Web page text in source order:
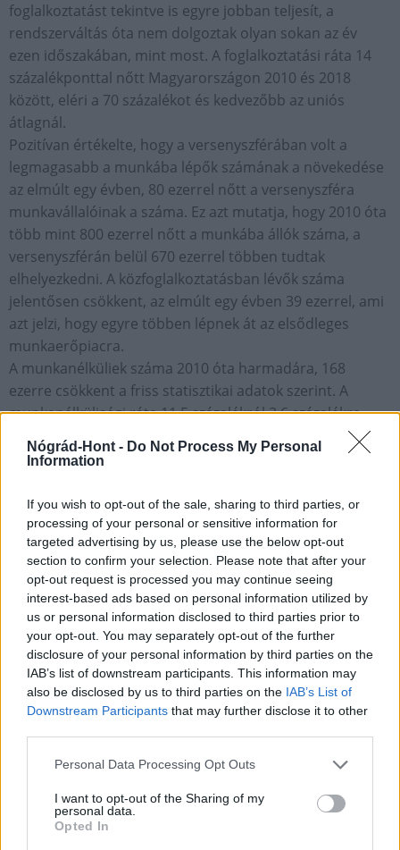
Nógrád-Hont - Do Not Process My Personal
Information
If you wish to opt-out of the sale, sharing to third parties, or
processing of your personal or sensitive information for
targeted advertising by us, please use the below opt-out
section to confirm your selection. Please note that after your
opt-out request is processed you may continue seeing
interest-based ads based on personal information utilized by
us or personal information disclosed to third parties prior to
your opt-out. You may separately opt-out of the further
disclosure of your personal information by third parties on the
IAB’s list of downstream participants. This information may
also be disclosed by us to third parties on the IAB’s List of
Downstream Participants that may further disclose it to other
Please note that this website/app uses one or more Google
not limited to your visit or usage behaviour. You may click to
grant or deny consent to Google and its third-party tags to
use your data for below specified purposes in below Google
Personal Data Processing Opt Outs
I want to opt-out of the Sharing of my
personal data.
Opted In
foglalkoztatást tekintve is egyre jobban teljesít, a
rendszerváltás óta nem dolgoztak olyan sokan az év
ezen időszakában, mint most. A foglalkoztatási ráta 14
százalékponttal nőtt Magyarországon 2010 és 2018
között, eléri a 70 százalékot és kedvezőbb az uniós
átlagnál.
Pozitívan értékelte, hogy a versenyszférában volt a
legmagasabb a munkába lépők számának a növekedése
az elmúlt egy évben, 80 ezerrel nőtt a versenyszféra
munkavállalóinak a száma. Ez azt mutatja, hogy 2010 óta
több mint 800 ezerrel nőtt a munkába állók száma, a
versenyszférán belül 670 ezerrel többen tudtak
elhelyezkedni. A közfoglalkoztatásban lévők száma
jelentősen csökkent, az elmúlt egy évben 39 ezerrel, ami
azt jelzi, hogy egyre többen lépnek át az elsődleges
munkaerőpiacra.
A munkanélküliek száma 2010 óta harmadára, 168
ezerre csökkent a friss statisztikai adatok szerint. A
munkanélküliségi ráta 11,5 százalékról 3,6 százalékra
esett vissza, ami 7,9 százalékpontos csökkenést jelent.
Nemzetközi összehasonlításban is jól szerepel
legalacsonyabb munkanélküliségű országa - tette hozzá
a miniszter.
Aktuális Nógrád megye munkaerőpiaci program
AJÁNLJUK MÉG